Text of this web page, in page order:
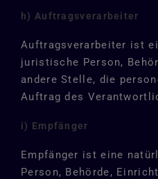
h) Auftragsverarbeiter
Auftragsverarbeiter ist
juristische Person,
andere Stelle, die
Auftrag des
i) Empfänger
Empfänger ist eine
Person, Behörde,